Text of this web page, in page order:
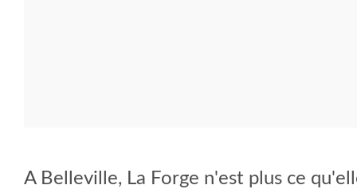
A Belleville, La Forge n'est plus ce